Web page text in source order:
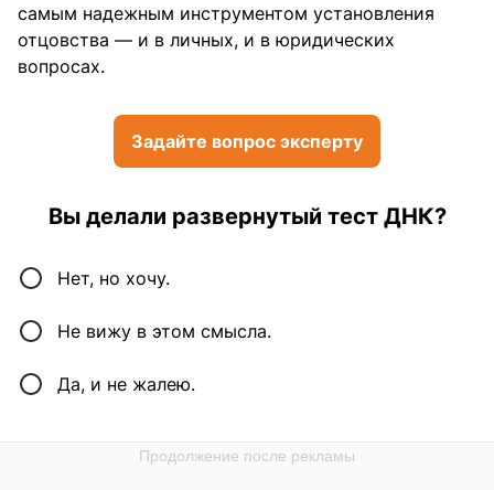
самым надежным инструментом установления
отцовства — и в личных, и в юридических
вопросах.
Задайте вопрос эксперту
Вы делали развернутый тест ДНК?
Нет, но хочу.
Не вижу в этом смысла.
Да, и не жалею.